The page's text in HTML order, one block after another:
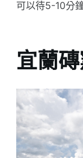
可以待5-10分
宜蘭